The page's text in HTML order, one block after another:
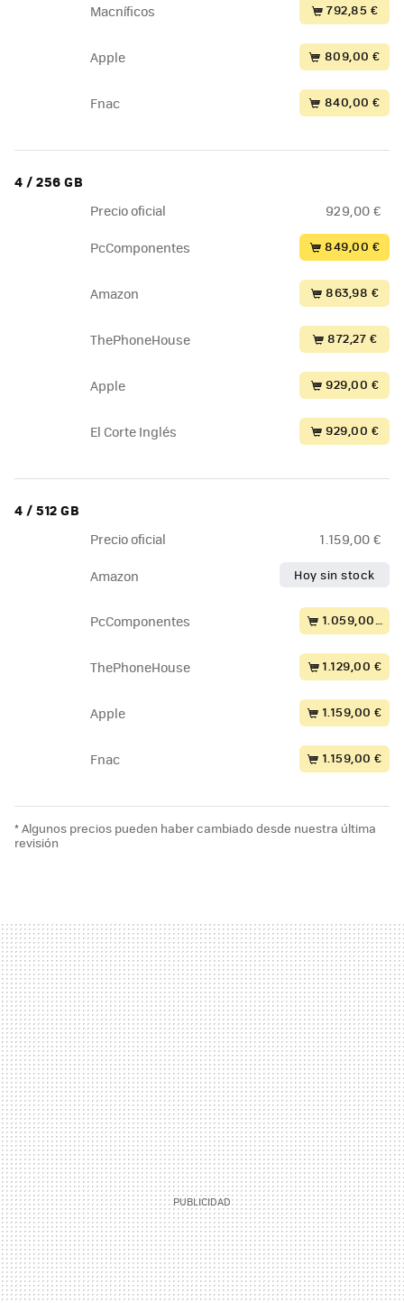
Macníficos 792,85 €
Apple 809,00 €
Fnac 840,00 €
4 / 256 GB
Precio oficial 929,00 €
PcComponentes 849,00 €
Amazon 863,98 €
ThePhoneHouse 872,27 €
Apple 929,00 €
El Corte Inglés 929,00 €
4 / 512 GB
Precio oficial 1.159,00 €
Amazon Hoy sin stock
PcComponentes 1.059,00 €
ThePhoneHouse 1.129,00 €
Apple 1.159,00 €
Fnac 1.159,00 €
* Algunos precios pueden haber cambiado desde nuestra última
revisión